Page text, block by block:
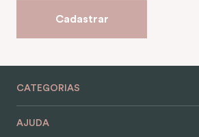
Cadastrar
CATEGORIAS
AJUDA